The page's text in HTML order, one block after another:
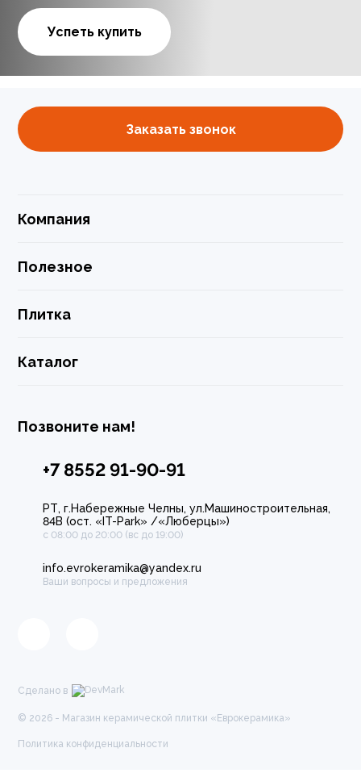
Успеть купить
Заказать звонок
Компания
Полезное
Плитка
Каталог
Позвоните нам!
+7 8552 91-90-91
РТ, г.Набережные Челны, ул.Машиностроительная,
84В (ост. «IT-Park» /«Люберцы»)
с 08:00 до 20:00 (вс до 19:00)
info.evrokeramika@yandex.ru
Ваши вопросы и предложения
Сделано в
© 2026 - Магазин керамической плитки «Еврокерамика»
Политика конфиденциальности